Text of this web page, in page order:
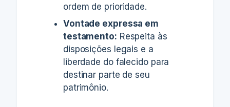
ordem de prioridade.
Vontade expressa em
testamento: Respeita às
disposições legais e a
liberdade do falecido para
destinar parte de seu
patrimônio.